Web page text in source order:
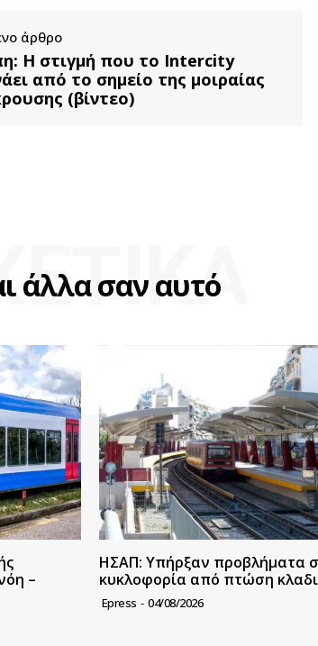
άρθρο
Η στιγμή που το Intercity
από το σημείο της μοιραίας
(βίντεο)
άλλα σαν αυτό
–
ΗΣΑΠ: Υπήρξαν προβλήματα
κυκλοφορία από πτώση
Epress - 04/08/2026